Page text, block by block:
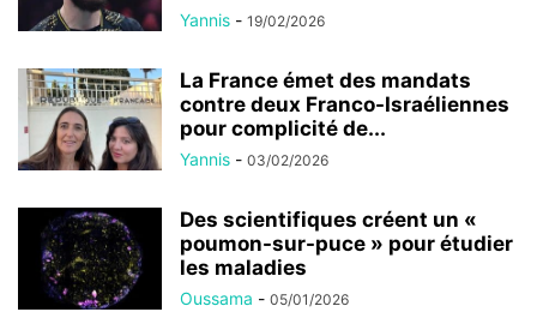
Yannis - 19/02/2026
La France émet des mandats
contre deux Franco-Israéliennes
pour complicité de...
Yannis - 03/02/2026
Des scientifiques créent un «
poumon-sur-puce » pour étudier
les maladies
Oussama - 05/01/2026